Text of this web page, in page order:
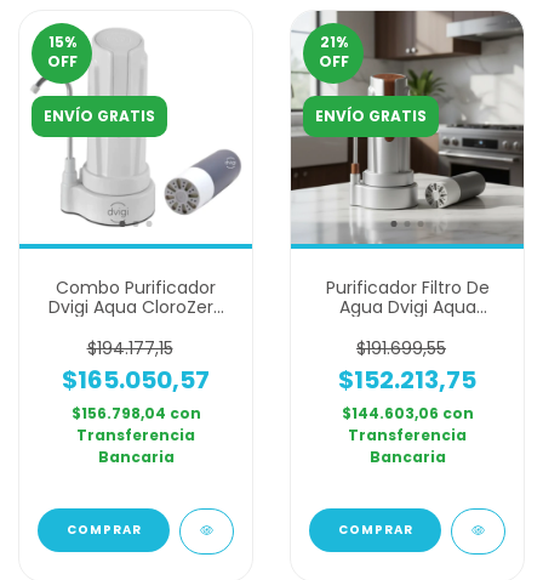
15%
OFF
ENVÍO GRATIS
Combo Purificador
Dvigi Aqua CloroZero
Adicional
$194.177,15
$165.050,57
$156.798,04 con
Transferencia
Bancaria
COMPRAR
21%
OFF
ENVÍO GRATIS
Purificador Filtro De
Agua Dvigi Aqua
$191.699,55
$152.213,75
$144.603,06 con
Transferencia
Bancaria
COMPRAR